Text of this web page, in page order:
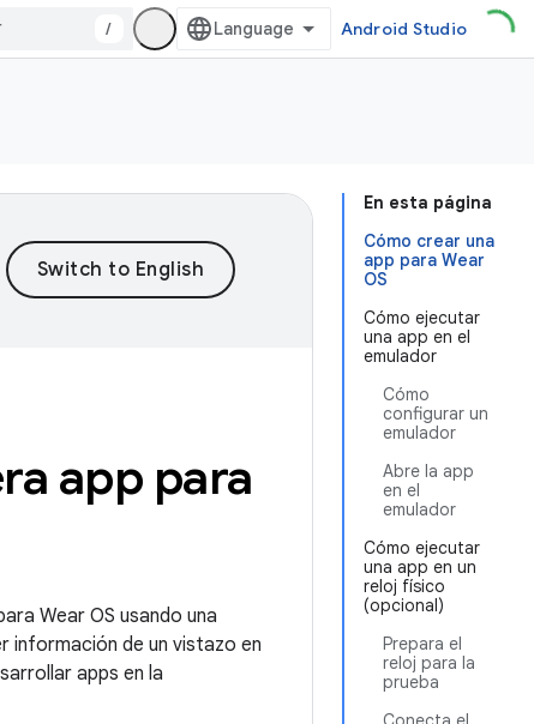
/ Android Studio
En esta página
Cómo crear una
app para Wear
OS
Cómo ejecutar
una app en el
emulador
Cómo
configurar un
emulador
Abre la app
en el
emulador
Cómo ejecutar
una app en un
reloj físico
(opcional)
Prepara el
reloj para la
prueba
app para
Wear OS usando una
información de un vistazo en
apps en la